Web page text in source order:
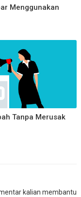
Menggunakan
Tanpa Merusak
kalian membantu